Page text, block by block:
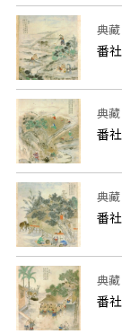
典藏
番
典藏
番
典藏
番
典藏
番